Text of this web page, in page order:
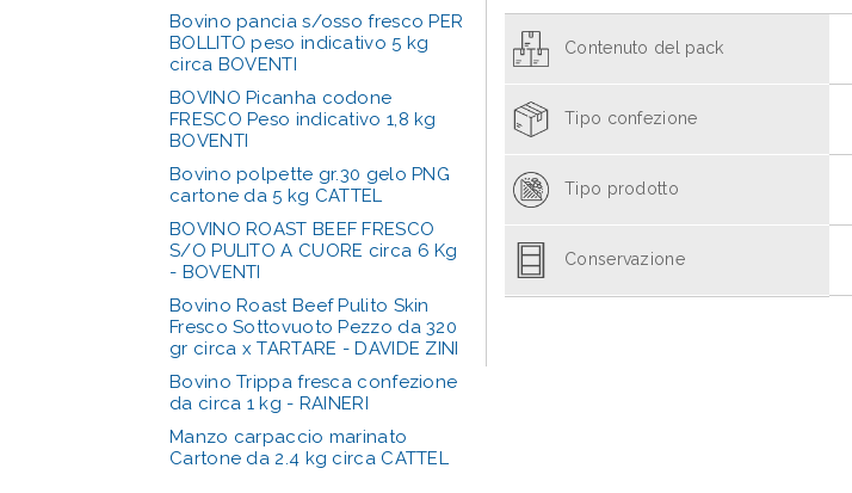
Contenuto del pack
Tipo confezione
Tipo prodotto
Conservazione
Bovino pancia s/osso fresco PER
BOLLITO peso indicativo 5 kg
circa BOVENTI
BOVINO Picanha codone
FRESCO Peso indicativo 1,8 kg
BOVENTI
Bovino polpette gr.30 gelo PNG
cartone da 5 kg CATTEL
BOVINO ROAST BEEF FRESCO
S/O PULITO A CUORE circa 6 Kg
- BOVENTI
Bovino Roast Beef Pulito Skin
Fresco Sottovuoto Pezzo da 320
gr circa x TARTARE - DAVIDE ZINI
Bovino Trippa fresca confezione
da circa 1 kg - RAINERI
Manzo carpaccio marinato
Cartone da 2.4 kg circa CATTEL